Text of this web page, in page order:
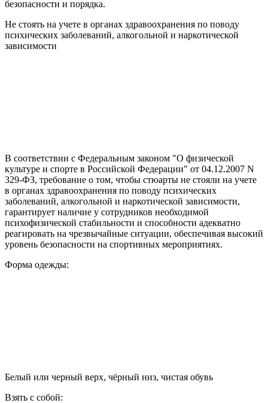
безопасности и порядка.
Не стоять на учете в органах здравоохранения по поводу
психических заболеваний, алкогольной и наркотической
зависимости
В соответствии с Федеральным законом "О физической
культуре и спорте в Российской Федерации" от 04.12.2007 N
329-ФЗ, требование о том, чтобы стюарты не стояли на учете
в органах здравоохранения по поводу психических
заболеваний, алкогольной и наркотической зависимости,
гарантирует наличие у сотрудников необходимой
психофизической стабильности и способности адекватно
реагировать на чрезвычайные ситуации, обеспечивая высокий
уровень безопасности на спортивных мероприятиях.
Форма одежды:
Белый или черный верх, чёрный низ, чистая обувь
Взять с собой: